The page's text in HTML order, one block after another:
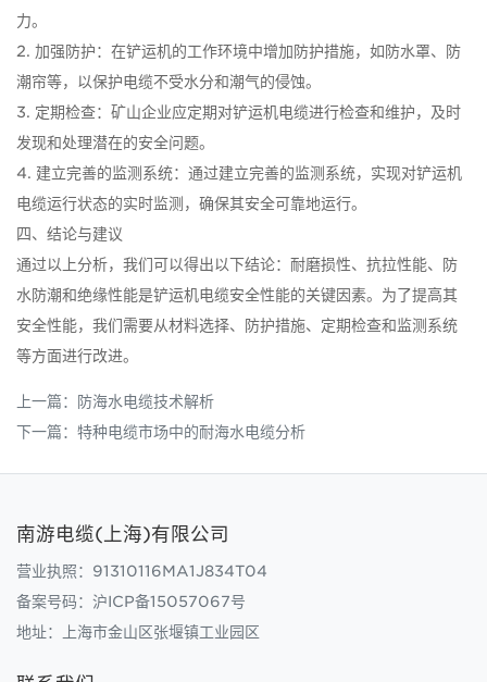
力。
2. 加强防护：在铲运机的工作环境中增加防护措施，如防水罩、防
潮帘等，以保护电缆不受水分和潮气的侵蚀。
3. 定期检查：矿山企业应定期对铲运机电缆进行检查和维护，及时
发现和处理潜在的安全问题。
4. 建立完善的监测系统：通过建立完善的监测系统，实现对铲运机
电缆运行状态的实时监测，确保其安全可靠地运行。
四、结论与建议
通过以上分析，我们可以得出以下结论：耐磨损性、抗拉性能、防
水防潮和绝缘性能是铲运机电缆安全性能的关键因素。为了提高其
安全性能，我们需要从材料选择、防护措施、定期检查和监测系统
等方面进行改进。
上一篇： 防海水电缆技术解析
下一篇： 特种电缆市场中的耐海水电缆分析
南游电缆(上海)有限公司
营业执照：91310116MA1J834T04
备案号码： 沪ICP备15057067号
地址：上海市金山区张堰镇工业园区